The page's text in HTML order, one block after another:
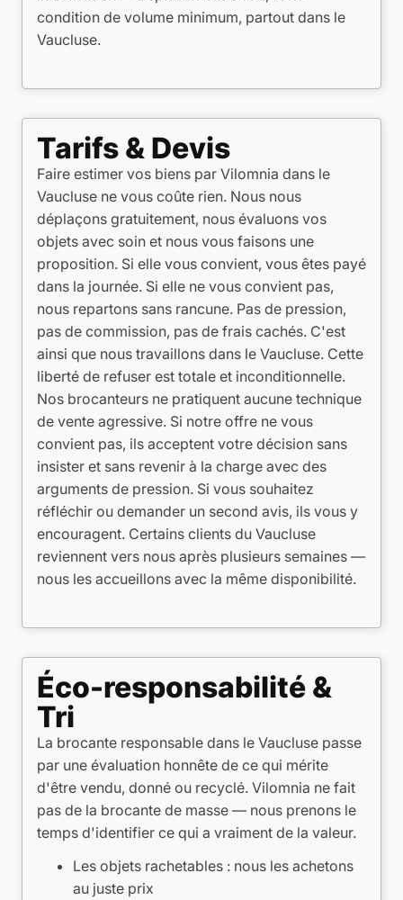
condition de volume minimum, partout dans le
Vaucluse.
Tarifs & Devis
Faire estimer vos biens par Vilomnia dans le
Vaucluse ne vous coûte rien. Nous nous
déplaçons gratuitement, nous évaluons vos
objets avec soin et nous vous faisons une
proposition. Si elle vous convient, vous êtes payé
dans la journée. Si elle ne vous convient pas,
nous repartons sans rancune. Pas de pression,
pas de commission, pas de frais cachés. C'est
ainsi que nous travaillons dans le Vaucluse. Cette
liberté de refuser est totale et inconditionnelle.
Nos brocanteurs ne pratiquent aucune technique
de vente agressive. Si notre offre ne vous
convient pas, ils acceptent votre décision sans
insister et sans revenir à la charge avec des
arguments de pression. Si vous souhaitez
réfléchir ou demander un second avis, ils vous y
encouragent. Certains clients du Vaucluse
reviennent vers nous après plusieurs semaines —
nous les accueillons avec la même disponibilité.
Éco-responsabilité &
Tri
La brocante responsable dans le Vaucluse passe
par une évaluation honnête de ce qui mérite
d'être vendu, donné ou recyclé. Vilomnia ne fait
pas de la brocante de masse — nous prenons le
temps d'identifier ce qui a vraiment de la valeur.
Les objets rachetables : nous les achetons
au juste prix